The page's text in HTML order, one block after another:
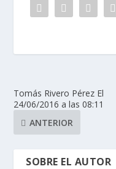
Tomás Rivero Pérez El
24/06/2016 a las 08:11
ANTERIOR
SOBRE EL AUTOR